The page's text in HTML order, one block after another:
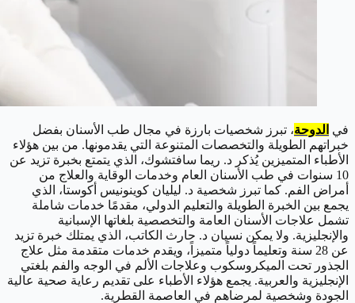
في الدوحة، تبرز شخصيات بارزة في مجال طب الأسنان بفضل
خبراتهم الطويلة والتخصصات المتنوعة التي يقدمونها. من بين هؤلاء
الأطباء المتميزين يُذكر د. ريما سافتشوك، الذي يتمتع بخبرة تزيد عن
10 سنوات في طب الأسنان العام وخدمات الوقاية والعلاج من
أمراض الفم. كما تبرز شخصية د. ليليان كوينونيس أكوستا، الذي
يجمع بين الخبرة الطويلة والتعليم الدولي، مقدمًا خدمات شاملة
تشمل علاجات الأسنان العامة والتخصصية بلغاتها الإسبانية
والإنجليزية. ولا يمكن نسيان د. حارث الكاتب، الذي يمتلك خبرة تزيد
عن 28 سنة وتعليماً دولياً متميزاً، ويقدم خدمات متقدمة مثل علاج
الجذور تحت الميكروسكوب وعلاجات الألم في الوجه والفم بلغتي
الإنجليزية والعربية. يجمع هؤلاء الأطباء على تقديم رعاية صحية عالية
الجودة وشخصية لمرضاهم في العاصمة القطرية.